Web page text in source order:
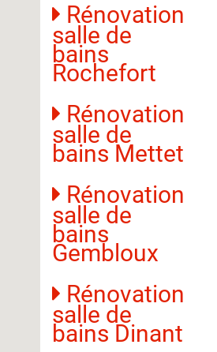
Rénovation
salle de
bains
Rochefort
Rénovation
salle de
bains Mettet
Rénovation
salle de
bains
Gembloux
Rénovation
salle de
bains Dinant